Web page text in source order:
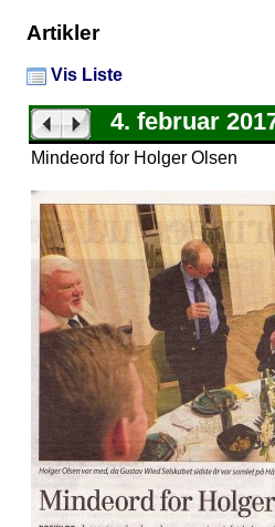
Artikler
Vis Liste
4. februar
Mindeord for Holger Olsen